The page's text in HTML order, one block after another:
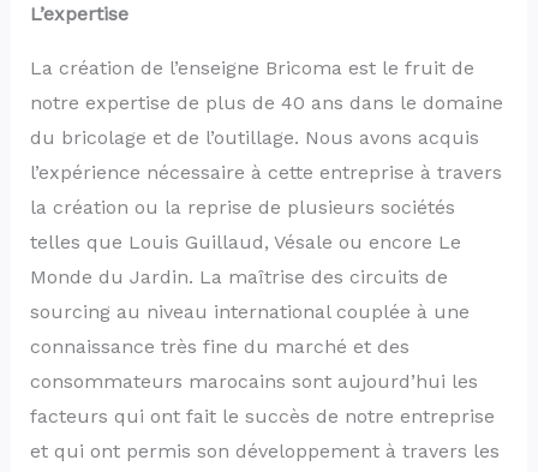
L’expertise
La création de l’enseigne Bricoma est le fruit de
notre expertise de plus de 40 ans dans le domaine
du bricolage et de l’outillage. Nous avons acquis
l’expérience nécessaire à cette entreprise à travers
la création ou la reprise de plusieurs sociétés
telles que Louis Guillaud, Vésale ou encore Le
Monde du Jardin. La maîtrise des circuits de
sourcing au niveau international couplée à une
connaissance très fine du marché et des
consommateurs marocains sont aujourd’hui les
facteurs qui ont fait le succès de notre entreprise
et qui ont permis son développement à travers les